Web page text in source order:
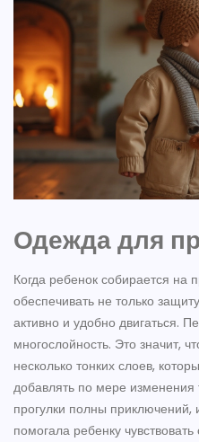
Одежда для
Когда ребенок собирается на
обеспечивать не только
активно и удобно двигаться.
многослойность. Это значит,
несколько тонких слоев,
добавлять по мере
прогулки полны
помогала ребенку